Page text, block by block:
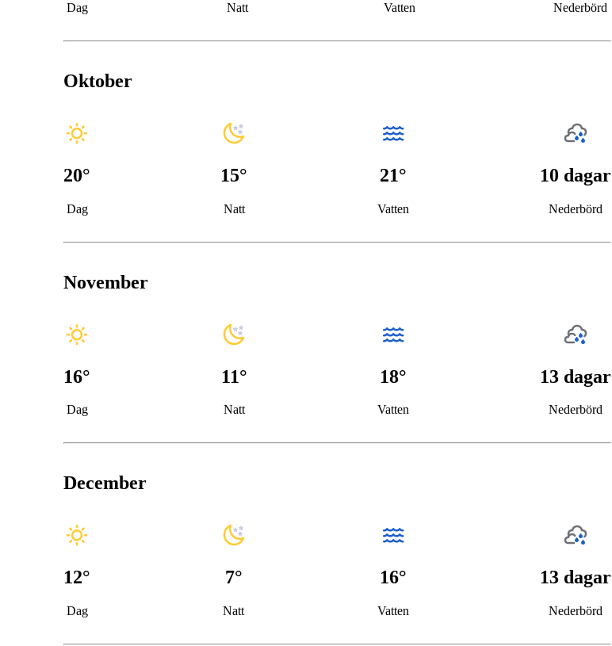
Dag Natt Vatten Nederbörd
Oktober
20°
Dag
15°
Natt
21°
Vatten
10 dagar
Nederbörd
November
16°
Dag
11°
Natt
18°
Vatten
13 dagar
Nederbörd
December
12°
Dag
7°
Natt
16°
Vatten
13 dagar
Nederbörd